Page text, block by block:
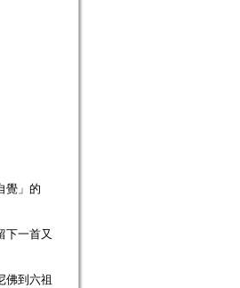
覺」的
下一首又
佛到六祖